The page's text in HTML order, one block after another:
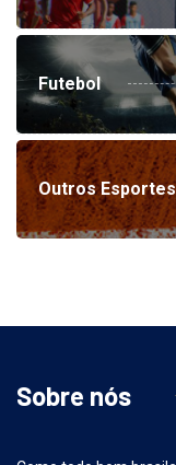
Futebol
Outros Esportes
Sobre nós